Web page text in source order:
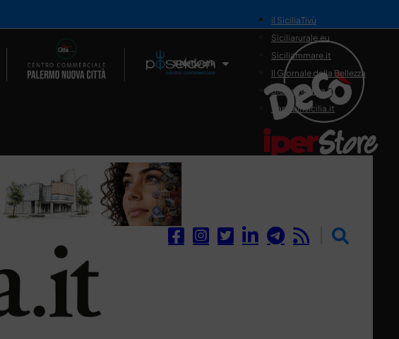
Il Network
il SiciliaTivù
Siciliarurale.eu
Siciliammare.it
Il Giornale della Bellezza
Siciliamedica.it
Sanitainsicilia.it